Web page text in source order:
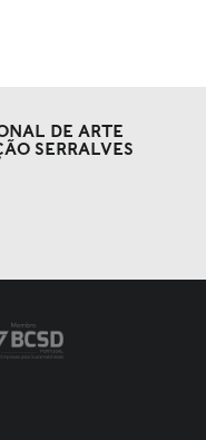
DE ARTE
SERRALVES